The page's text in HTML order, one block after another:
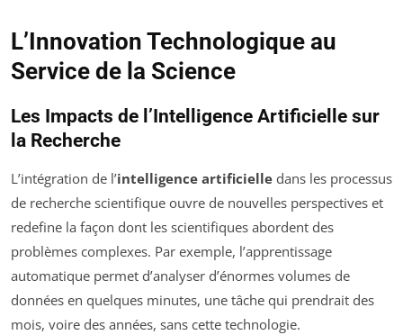
L’Innovation Technologique au
Service de la Science
Les Impacts de l’Intelligence Artificielle sur
la Recherche
L’intégration de l’intelligence artificielle dans les processus
de recherche scientifique ouvre de nouvelles perspectives et
redefine la façon dont les scientifiques abordent des
problèmes complexes. Par exemple, l’apprentissage
automatique permet d’analyser d’énormes volumes de
données en quelques minutes, une tâche qui prendrait des
mois, voire des années, sans cette technologie.